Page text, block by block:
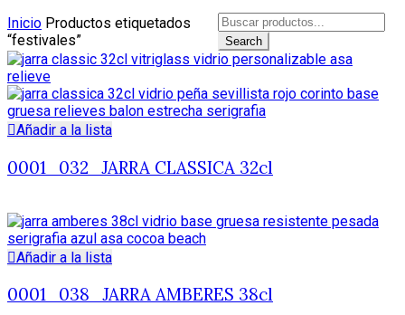
Inicio Productos etiquetados
“festivales”
Search
for:
Search
Añadir a la lista
0001_032_JARRA CLASSICA 32cl
Añadir a la lista
0001_038_JARRA AMBERES 38cl